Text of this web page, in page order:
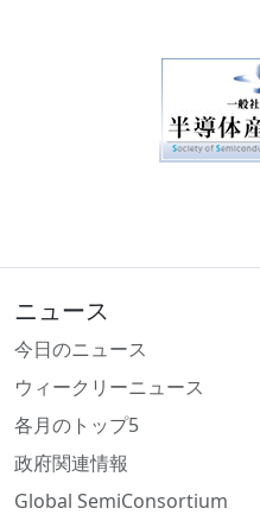
ニュース
今日のニュース
ウィークリーニュース
各月のトップ5
政府関連情報
Global SemiConsortium